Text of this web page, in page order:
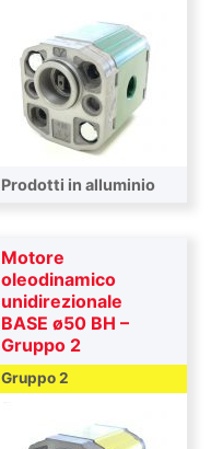
Prodotti in alluminio
Motore
oleodinamico
unidirezionale
BASE ø50 BH –
Gruppo 2
Gruppo 2